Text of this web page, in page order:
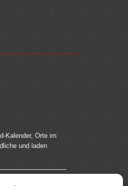
Kalender, Orte im
und laden